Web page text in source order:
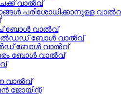
വാൽവ്
പരിശോധിക്കാനുള്ള
ബോൾ വാൽവ്
ബോൾ വാൽവ്
ബോൾ വാൽവ്
ബോൾ വാൽവ്
വാൽവ്
ജോയിന്റ്